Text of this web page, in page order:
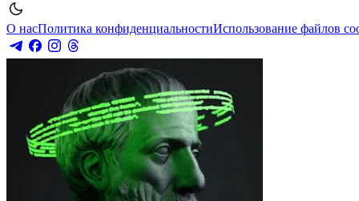
О насПолитика конфиденциальностиИспользование файлов